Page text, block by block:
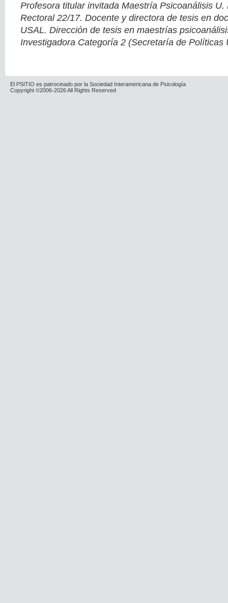
Profesora titular invitada Maestría Psicoanálisis U.
Rectoral 22/17. Docente y directora de tesis en
USAL. Dirección de tesis en maestrías
Investigadora Categoría 2 (Secretaría de Políticas
El PSITIO es patrocinado por la Sociedad Interamericana de Psicología
Copyright ©2006-2026 All Rights Reserved